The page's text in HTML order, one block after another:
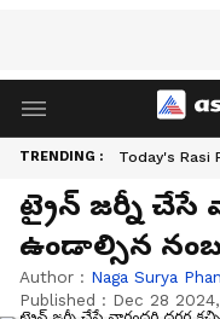
TRENDING : Today's Rasi
ట్రైన్ జర్నీ చేసే
ఉండాల్సిన
Author : Naga Surya
Published : Dec 28